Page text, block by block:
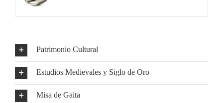
Patrimonio Cultural
Estudios Medievales y Siglo de Oro
Misa de Gaita